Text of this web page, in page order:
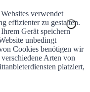
verwendet
effizienter zu gestalten.
Gerät speichern
unbedingt
Cookies benötigen wir
Arten von
platziert,